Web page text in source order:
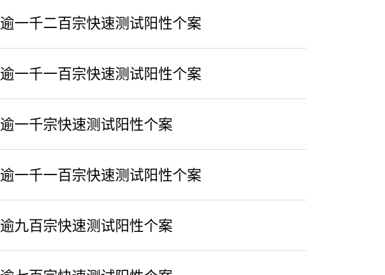
一千二百宗快速测试阳性个案
一千一百宗快速测试阳性个案
一千宗快速测试阳性个案
一千一百宗快速测试阳性个案
九百宗快速测试阳性个案